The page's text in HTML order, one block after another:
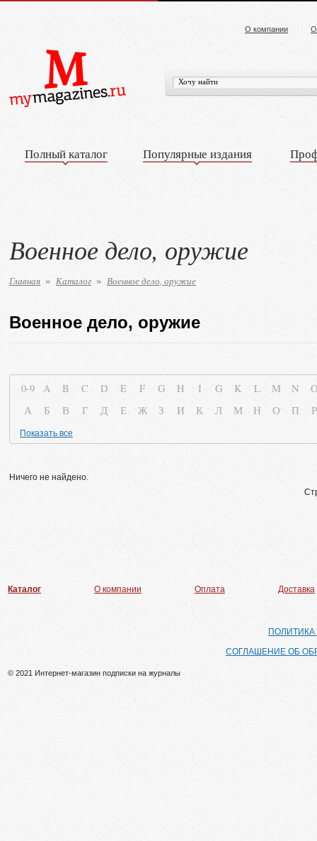
О компании
Полный каталог Популярные издания
Военное дело, оружие
Главная » Каталог » Военное дело, оружие
Военное дело, оружие
0-9 A B C D E F G H I G K L M N
А
Б В Г Д Е Ж З И К Л М Н О П Р
Показать все
Ничего не найдено.
Каталог О компании Оплата Доставка
СОГЛАШЕНИЕ ОБ
© 2021 Интернет-магазин подписки на журналы